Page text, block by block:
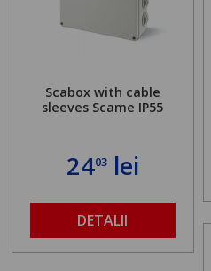
Scabox with cable
sleeves Scame IP55
2403lei
DETALII